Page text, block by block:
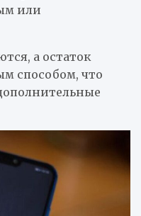
или
а остаток
способом, что